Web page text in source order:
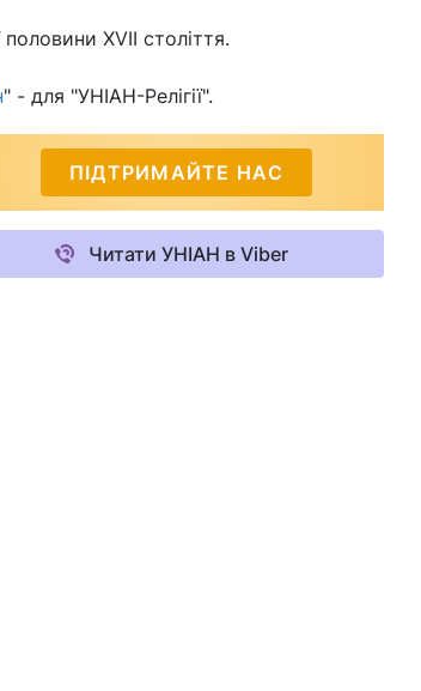
половини XVII століття.
" - для "УНІАН-Релігії".
ПІДТРИМАЙТЕ НАС
Читати УНІАН в Viber